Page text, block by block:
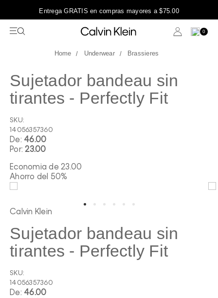
Entrega GRATIS en compras mayores a $75.00
0
Underwear Brassieres
Sujetador bandeau sin
tirantes - Perfectly Fit
SKU:
14056357360
De: 46.00
Por:23.00
Economia de 23.00
Ahorro del 50%
Calvin Klein
Sujetador bandeau sin
tirantes - Perfectly Fit
SKU:
14056357360
De: 46.00